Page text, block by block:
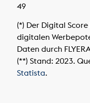
49
(*) Der Digital
digitalen
Daten durch
(**) Stand: 2023.
Statista.